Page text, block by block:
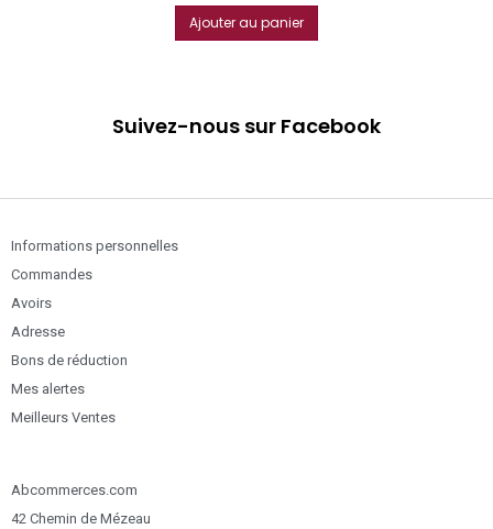
de
base
Ajouter au panier
Suivez-nous sur Facebook
Informations personnelles
Commandes
Avoirs
Adresse
Bons de réduction
Mes alertes
Meilleurs Ventes
Abcommerces.com
42 Chemin de Mézeau